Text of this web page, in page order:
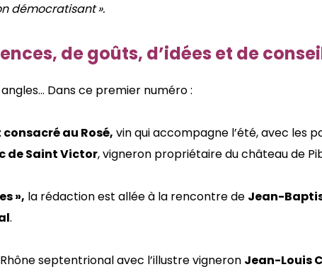
démocratisant ».
de goûts, d’idées et de
Dans ce premier numéro :
au Rosé, vin qui accompagne l’été, avec les
de Saint Victor, vigneron propriétaire du château de
», la rédaction est allée à la rencontre de Jean-
.
septentrional avec l’illustre vigneron Jean-Louis